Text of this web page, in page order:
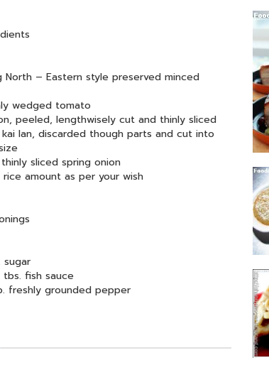
North – Eastern style preserved minced
wedged tomato
peeled, lengthwisely cut and thinly sliced
lan, discarded though parts and cut into
sliced spring onion
rice amount as per your wish
sugar
tbs. fish sauce
freshly grounded pepper